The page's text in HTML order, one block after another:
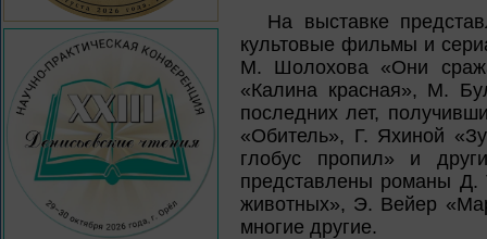
На выставке
культовые фильмы и
М. Шолохова «Они
«Калина красная», М.
последних лет,
«Обитель», Г. Яхиной
глобус пропил» и
представлены романы
животных», Э. Вейер
многие другие.